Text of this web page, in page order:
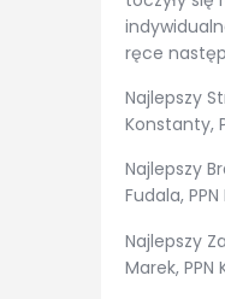
ręce
Najlepszy
Konstanty,
Najlepszy
Fudala, PPN
Najlepszy
Marek, PPN